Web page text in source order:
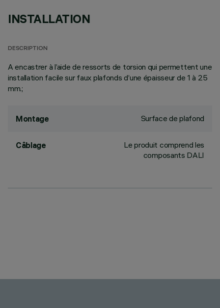
INSTALLATION
DESCRIPTION
A encastrer à l’aide de ressorts de torsion qui permettent une
installation facile sur faux plafonds d’une épaisseur de 1 à 25
mm.;
Montage Surface de plafond
Câblage
Le produit comprend les
composants DALI